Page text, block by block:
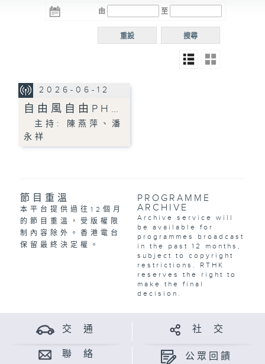
電台 電台
R5
電台
普通
由 至
搜尋
重設
2026-06-12
自由風自由PH…
主持: 陳燕萍、潘
永祥
節目重溫
本平台提供過往12個月
的節目重溫，受版權限
制內容除外。香港電台
保留最終決定權。
PROGRAMME
ARCHIVE
Archive service will
be available for
programmes broadcast
in the past 12 months,
subject to copyright
restrictions. RTHK
reserves the right to
make the final
decision.
交 通 社 交
聯 絡 公眾回饋